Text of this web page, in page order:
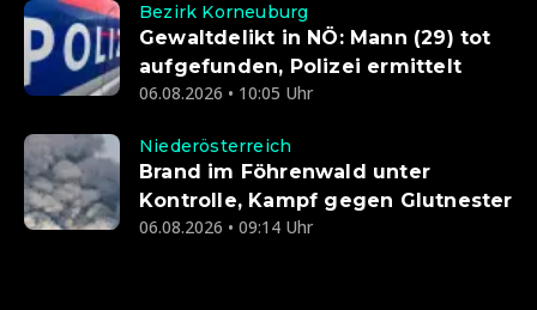
Bezirk Korneuburg
Gewaltdelikt in NÖ: Mann (29) tot
aufgefunden, Polizei ermittelt
06.08.2026 • 10:05 Uhr
Niederösterreich
Brand im Föhrenwald unter
Kontrolle, Kampf gegen Glutnester
06.08.2026 • 09:14 Uhr